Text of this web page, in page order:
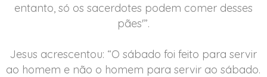
entanto, só os sacerdotes podem comer desses
pães'”.
Jesus acrescentou: “O sábado foi feito para servir
ao homem e não o homem para servir ao sábado.